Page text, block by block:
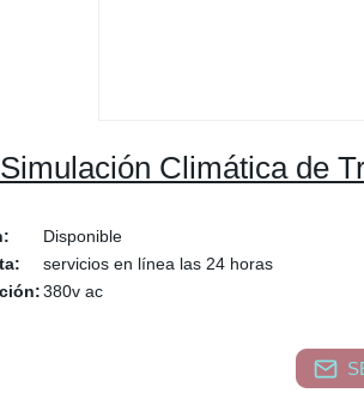
Climática de
Disponible
servicios en línea las 24 horas
380v ac